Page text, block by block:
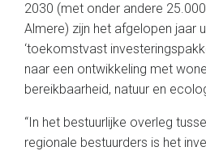
2030 (met onder andere
Almere) zijn het afgelopen jaar
‘toekomstvast
naar een ontwikkeling met
bereikbaarheid, natuur en
“In het bestuurlijke overleg
regionale bestuurders is het